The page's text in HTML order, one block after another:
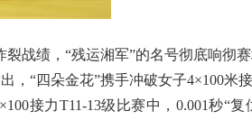
战绩，“残运湘军”的名号彻底响彻赛
，“四朵金花”携手冲破女子4×100米
接力T11-13级比赛中，0.001秒“复